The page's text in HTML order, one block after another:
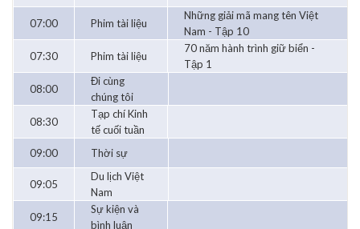
07:00 Phim tài liệu
Những giải mã mang tên Việt
Nam - Tập 10
07:30
Phim tài liệu
70 năm hành trình giữ biển -
Tập 1
08:00
Đi cùng
chúng tôi
08:30
Tạp chí Kinh
tế cuối tuần
09:00
Thời sự
09:05
Du lịch Việt
Nam
09:15
Sự kiện và
bình luận